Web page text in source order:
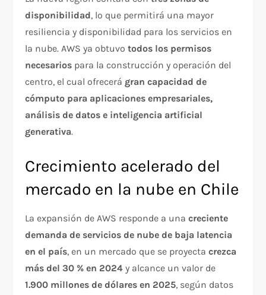
disponibilidad, lo que permitirá una mayor
resiliencia y disponibilidad para los servicios en
la nube. AWS ya obtuvotodos los permisos
necesarios para la construcción y operación del
centro, el cual ofrecerá gran capacidad de
cómputo para aplicaciones empresariales,
análisis de datos e inteligencia artificial
generativa.
Crecimiento acelerado del
mercado en la nube en Chile
La expansión de AWS responde a unacreciente
demanda de servicios de nube de baja latencia
en el país, en un mercado que se proyectacrezca
más del 30 % en 2024 y alcance un valor de
1.900 millones de dólares en 2025, según datos